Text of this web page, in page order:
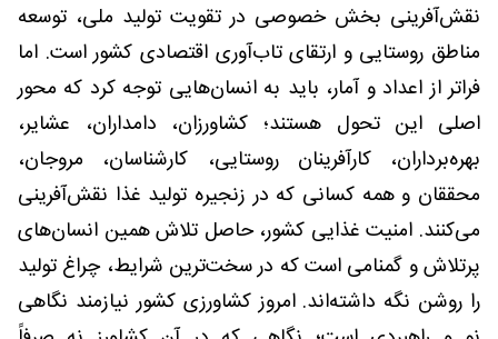
نقش‌آفرینی بخش خصوصی در تقویت تولید ملی، توسعه
مناطق روستایی و ارتقای تاب‌آوری اقتصادی کشور است. اما
فراتر از اعداد و آمار، باید به انسان‌هایی توجه کرد که محور
اصلی این تحول هستند؛ کشاورزان، دامداران، عشایر،
بهره‌برداران، کارآفرینان روستایی، کارشناسان، مروجان،
محققان و همه کسانی که در زنجیره تولید غذا نقش‌آفرینی
می‌کنند. امنیت غذایی کشور، حاصل تلاش همین انسان‌های
پرتلاش و گمنامی است که در سخت‌ترین شرایط، چراغ تولید
را روشن نگه داشته‌اند. امروز کشاورزی کشور نیازمند نگاهی